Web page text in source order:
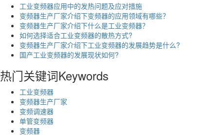
工业变频器应用中的发热问题及应对措施
变频器生产厂家介绍下变频器的应用领域有哪些？
变频器生产厂家介绍下什么是工业变频器？
如何选择适合工业变频器的散热方式?
变频器生产厂家介绍下工业变频器的发展趋势是什么?
国产工业变频器的发展现状如何?
热门关键词Keywords
工业变频器
变频器生产厂家
变频调速器
单管变频器
变频器